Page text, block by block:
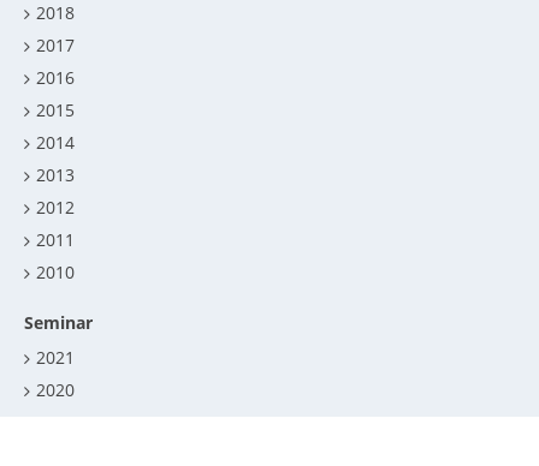
2018
2017
2016
2015
2014
2013
2012
2011
2010
Seminar
2021
2020